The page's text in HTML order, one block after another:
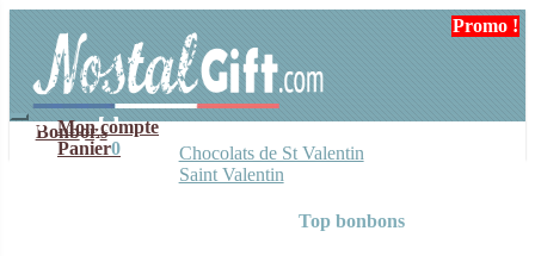
navigation
contenu
Mon compte
Panier0
Bonbons
Chocolats de St Valentin
Saint Valentin
Top bonbons
Promo !
Promo !
Promo !
Promo !
Promo !
Promo !
Promo !
Promo !
Promo !
Promo !
Promo !
Promo !
Promo !